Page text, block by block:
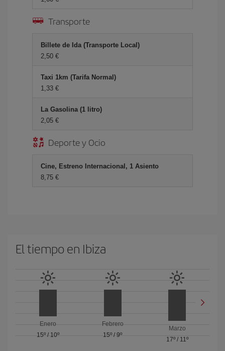
Transporte
Billete de Ida (Transporte Local)
2,50 €
Taxi 1km (Tarifa Normal)
1,33 €
La Gasolina (1 litro)
2,05 €
Deporte y Ocio
Cine, Estreno Internacional, 1 Asiento
8,75 €
El tiempo en Ibiza
Enero
15º/ 10º
Febrero
15º / 9º
Marzo
17º/ 11º